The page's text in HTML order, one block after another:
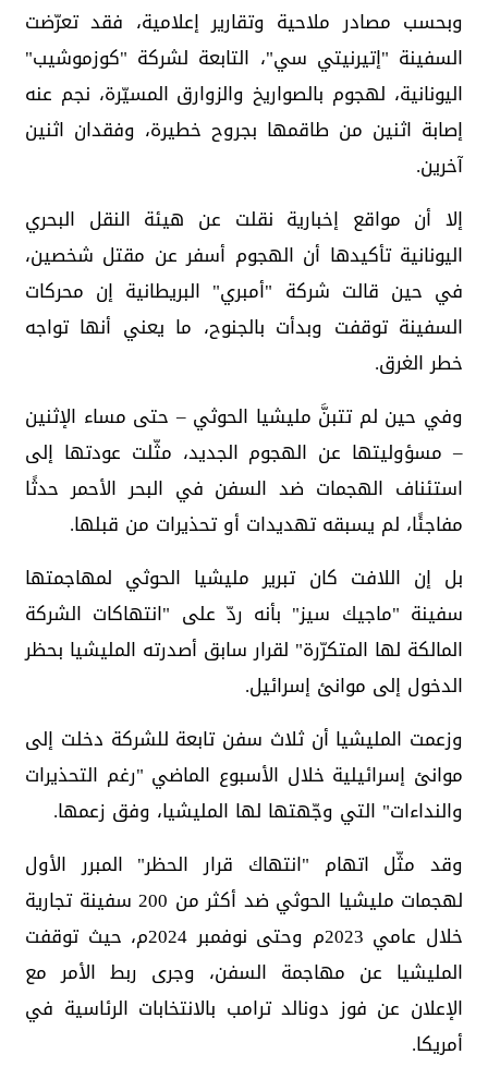
وبحسب مصادر ملاحية وتقارير إعلامية، فقد تعرّضت
السفينة "إتيرنيتي سي"، التابعة لشركة "كوزموشيب"
اليونانية، لهجوم بالصواريخ والزوارق المسيّرة، نجم عنه
إصابة اثنين من طاقمها بجروح خطيرة، وفقدان اثنين
آخرين.
إلا أن مواقع إخبارية نقلت عن هيئة النقل البحري
اليونانية تأكيدها أن الهجوم أسفر عن مقتل شخصين،
في حين قالت شركة "أمبري" البريطانية إن محركات
السفينة توقفت وبدأت بالجنوح، ما يعني أنها تواجه
خطر الغرق.
وفي حين لم تتبنَّ مليشيا الحوثي – حتى مساء الإثنين
– مسؤوليتها عن الهجوم الجديد، مثّلت عودتها إلى
استئناف الهجمات ضد السفن في البحر الأحمر حدثًا
مفاجئًا، لم يسبقه تهديدات أو تحذيرات من قبلها.
بل إن اللافت كان تبرير مليشيا الحوثي لمهاجمتها
سفينة "ماجيك سيز" بأنه ردّ على "انتهاكات الشركة
المالكة لها المتكرّرة" لقرار سابق أصدرته المليشيا بحظر
الدخول إلى موانئ إسرائيل.
وزعمت المليشيا أن ثلاث سفن تابعة للشركة دخلت إلى
موانئ إسرائيلية خلال الأسبوع الماضي "رغم التحذيرات
والنداءات" التي وجّهتها لها المليشيا، وفق زعمها.
وقد مثّل اتهام "انتهاك قرار الحظر" المبرر الأول
لهجمات مليشيا الحوثي ضد أكثر من 200 سفينة تجارية
خلال عامي 2023م وحتى نوفمبر 2024م، حيث توقفت
المليشيا عن مهاجمة السفن، وجرى ربط الأمر مع
الإعلان عن فوز دونالد ترامب بالانتخابات الرئاسية في
أمريكا.